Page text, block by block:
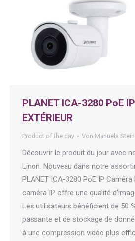
PLANET ICA-3280 PoE
EXTÉRIEUR
Product of the day Von Manuela
Découvrir le produit du jour avec
Linon. Nouveau dans notre
PLANET ICA-3280 PoE IP Caméra
caméra IP offre une qualité
Les utilisateurs bénéficient de 50
passante et de stockage de
à une compression vidéo plus